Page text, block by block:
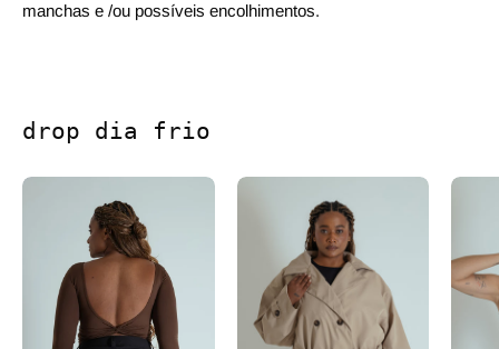
manchas e /ou possíveis encolhimentos.
drop dia frio
blusa decote costas manga longa dedinho
casaco trench coat